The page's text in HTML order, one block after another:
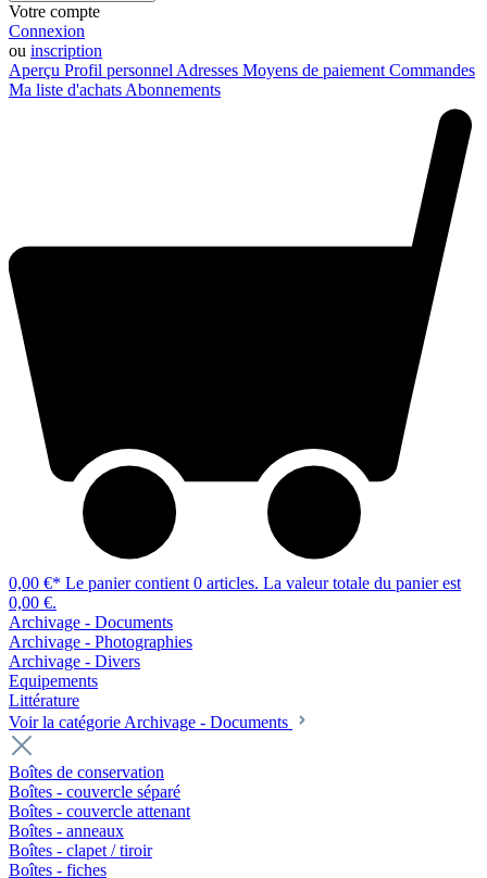
Votre compte
Connexion
ou inscription
Aperçu Profil personnel Adresses Moyens de paiement Commandes
Ma liste d'achats Abonnements
0,00 €* Le panier contient 0 articles. La valeur totale du panier est
0,00 €.
Archivage - Documents
Archivage - Photographies
Archivage - Divers
Equipements
Littérature
Voir la catégorie Archivage - Documents
Boîtes de conservation
Boîtes - couvercle séparé
Boîtes - couvercle attenant
Boîtes - anneaux
Boîtes - clapet / tiroir
Boîtes - fiches